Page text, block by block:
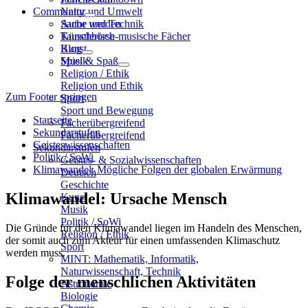
Natur und Umwelt
Sache und Technik
Künstlerisch-musische Fächer
Kunst
Musik
Religion / Ethik
Religion und Ethik
Sport
Sport und Bewegung
Fächerübergreifend
Fächerübergreifend
Sekundarstufen
Geistes- & Sozialwissenschaften
Deutsch
Geschichte
Kunst
Musik
Politik / SoWi
Religion / Ethik
Sport
MINT: Mathematik, Informatik,
Naturwissenschaft, Technik
Astronomie
Biologie
Community
Autor werden
Tauschbörse
Blog
Spiel & Spaß
Zum Footer springen
Startseite
Sekundarstufen
Geisteswissenschaften
Politik / SoWi
Klimawandel: Mögliche Folgen der globalen Erwärmung
Klimawandel: Ursache Mensch
Die Gründe für den Klimawandel liegen im Handeln des Menschen,
der somit auch zum Akteur für einen umfassenden Klimaschutz
werden muss.
Folge der menschlichen Aktivitäten